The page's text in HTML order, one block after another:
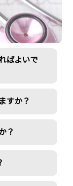
ばよいで
すか？
？